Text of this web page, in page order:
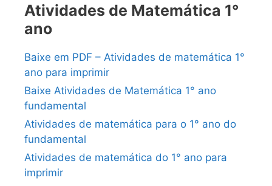
Atividades de Matemática 1°
ano
Baixe em PDF – Atividades de matemática 1°
ano para imprimir
Baixe Atividades de Matemática 1° ano
fundamental
Atividades de matemática para o 1° ano do
fundamental
Atividades de matemática do 1° ano para
imprimir